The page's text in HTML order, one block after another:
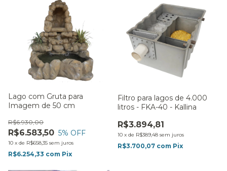
Lago com Gruta para
Imagem de 50 cm
R$6.583,50
R$6.930,00
5% OFF
10 x de R$658,35 sem juros
R$6.254,33 com Pix
Filtro para lagos de 4.000
litros - FKA-40 - Kallina
R$3.894,81
10 x de R$389,48 sem juros
R$3.700,07 com Pix